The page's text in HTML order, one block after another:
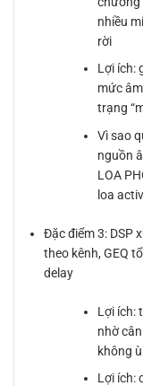
nhiều
rời
Lợi ích:
mức
trạng
Vì sao
nguồn
LOA
loa
Đặc điểm 3: DSP
theo kênh, GEQ
delay
Lợi ích:
nhờ
không
Lợi ích: